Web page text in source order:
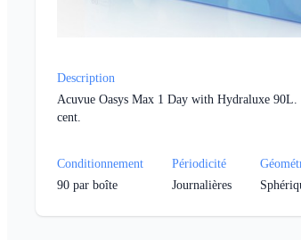
Description
Acuvue Oasys Max 1 Day with Hydraluxe
cent.
Conditionnement
90 par boîte
Périodicité
Journalières